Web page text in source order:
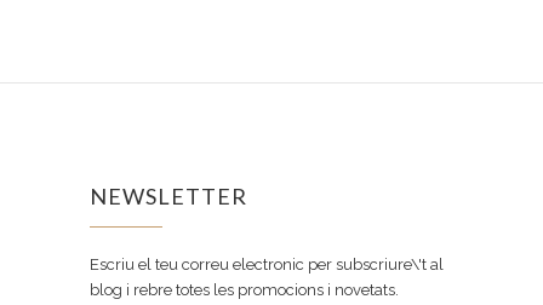
NEWSLETTER
Escriu el teu correu electronic per subscriure\'t al
blog i rebre totes les promocions i novetats.